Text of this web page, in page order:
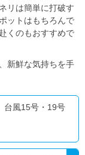
リは簡単に打破す
ットはもちろんで
くのもおすすめで
新鮮な気持ちを手
台風15号・19号